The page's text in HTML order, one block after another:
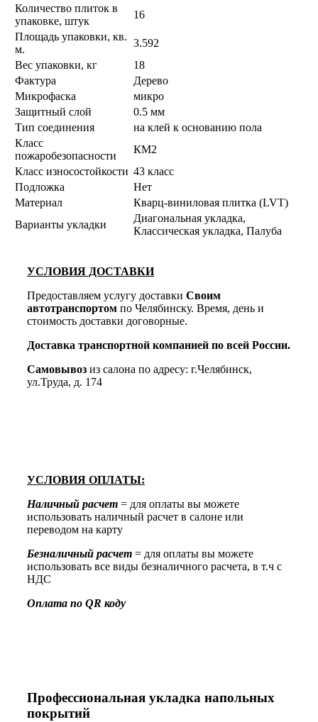
Количество плиток в
упаковке, штук
16
Площадь упаковки, кв.
м.
3.592
Вес упаковки, кг
18
Фактура
Дерево
Микрофаска
микро
Защитный слой
0.5 мм
Тип соединения
на клей к основанию пола
Класс
пожаробезопасности
КМ2
Класс износостойкости 43 класс
Подложка
Нет
Материал
Кварц-виниловая плитка (LVT)
Варианты укладки
Диагональная укладка,
Классическая укладка, Палуба
УСЛОВИЯ ОПЛАТЫ:
Наличный расчет = для оплаты вы можете
использовать наличный расчет в салоне или
переводом на карту
Безналичный расчет = для оплаты вы можете
использовать все виды безналичного расчета, в т.ч с
НДС
Оплата по QR коду
УСЛОВИЯ ДОСТАВКИ
Предоставляем услугу доставки Своим
автотранспортом по Челябинску. Время, день и
стоимость доставки договорные.
Доставка транспортной компанией по всей России.
Самовывоз из салона по адресу: г.Челябинск,
ул.Труда, д. 174
Профессиональная укладка напольных
покрытий